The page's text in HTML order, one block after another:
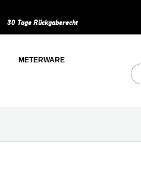
30 Tage Rückgaberecht
METERWARE